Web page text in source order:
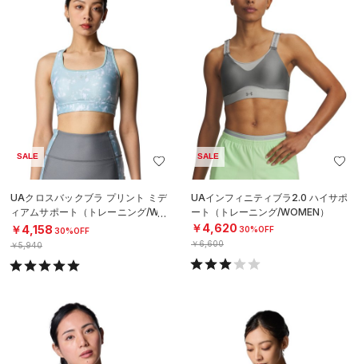
SALE
UAクロスバックブラ プリント ミデ
ィアムサポート（トレーニング/WO
MEN）
￥4,158 30%OFF
￥5,940
SALE
UAインフィニティブラ2.0 ハイサポ
ート（トレーニング/WOMEN）
￥4,620 30%OFF
￥6,600